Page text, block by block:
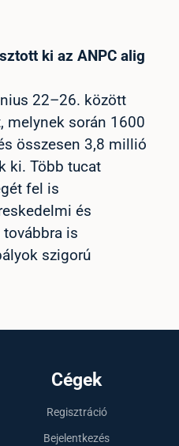
ki az ANPC alig
22–26. között
melynek során 1600
összesen 3,8 millió
ki. Több tucat
fel is
és
is
szigorú
Cégek
Regisztráció
Bejelentkezés